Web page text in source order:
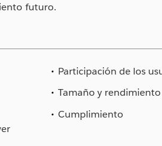
futuro.
Participación de los
Tamaño y
Cumplimiento